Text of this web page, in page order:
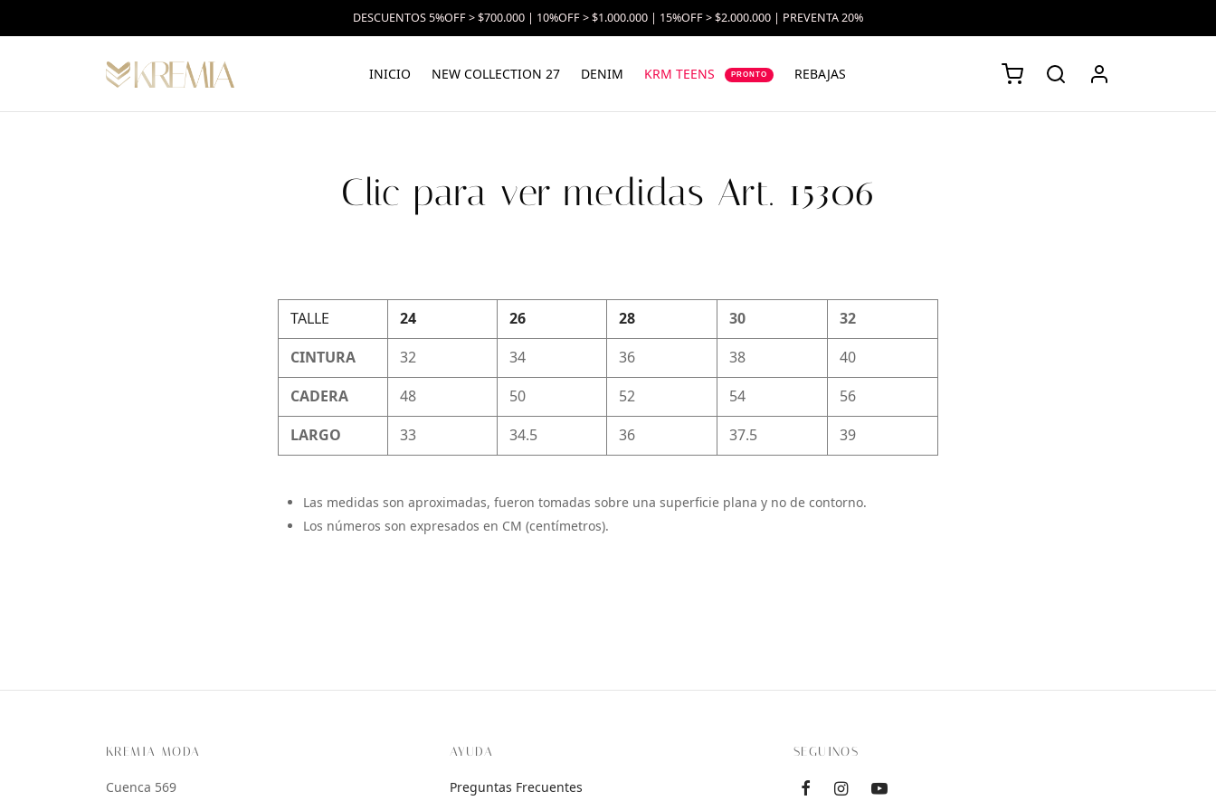
DESCUENTOS 5%OFF > $700.000 | 10%OFF > $1.000.000 | 15%OFF > $2.000.000 | PREVENTA 20%
INICIO NEW COLLECTION 27 DENIM KRM TEENS PRONTO REBAJAS
Clic para ver medidas Art. 15306
TALLE 24 26 28 30
32
CINTURA
32 34 36 38
40
CADERA
48 50 52 54
56
LARGO
33 34.5 36 37.5 39
Las medidas son aproximadas, fueron tomadas sobre una superficie plana y no de contorno.
Los números son expresados en CM (centímetros).
KREMIA MODA
Cuenca 569
AYUDA
Preguntas Frecuentes
SEGUINOS